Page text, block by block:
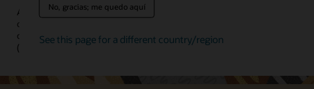
No, gracias; me quedo aquí
See this page for a different country/region
Ajusta continuamente tus planes operativos para adecuarlos a los
objetivos de tu empresa, y alinea la ejecución en toda tu
organización mediante la planificación de ventas y operaciones
(S&OP, por sus siglas en inglés).